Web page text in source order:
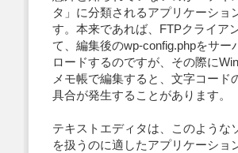
タ」に分類されるアプリケーショ
す。本来であれば、FTPクライア
て、編集後のwp-config.phpをサー
ロードするのですが、その際に
メモ帳で編集すると、文字コード
具合が発生することがあります。
テキストエディタは、このような
を扱うのに適したアプリケーショ